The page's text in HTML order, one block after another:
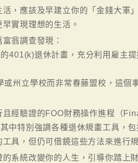
，應該及早建立你的「金錢大軍
實現理想的生活。
翁調查發現：
401(k)退休計畫，充分利用雇主
或州立學校而非常春藤盟校，這個
且經驗證的FOO財務操作進程（
中特別強調各種退休規畫工具，
具，但仍可借鏡這些方法來進行
的系統改變你的人生，引導你踏上